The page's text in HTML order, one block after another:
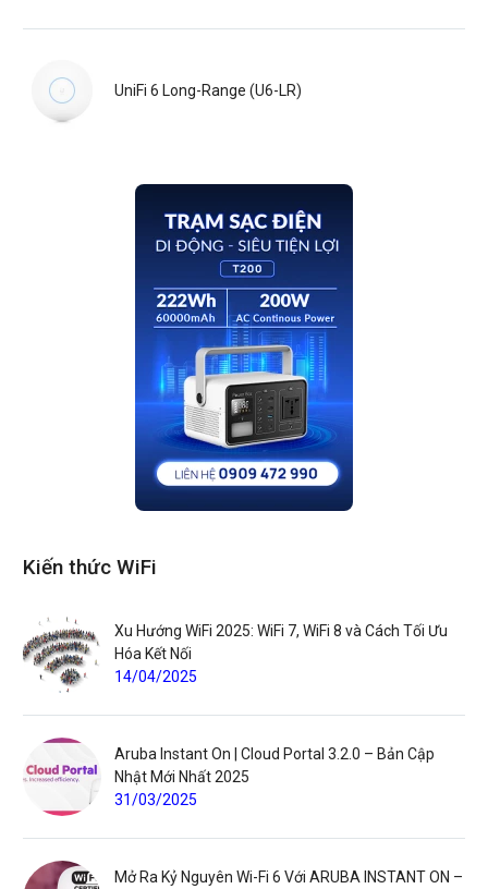
UniFi 6 Long-Range (U6-LR)
Kiến thức WiFi
Xu Hướng WiFi 2025: WiFi 7, WiFi 8 và Cách Tối Ưu
Hóa Kết Nối
14/04/2025
Aruba Instant On | Cloud Portal 3.2.0 – Bản Cập
Nhật Mới Nhất 2025
31/03/2025
Mở Ra Kỷ Nguyên Wi-Fi 6 Với ARUBA INSTANT ON –